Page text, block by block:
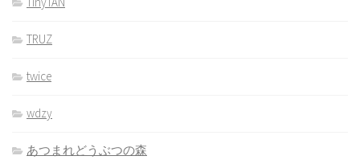
TRUZ
twice
wdzy
あつまれどうぶつの森